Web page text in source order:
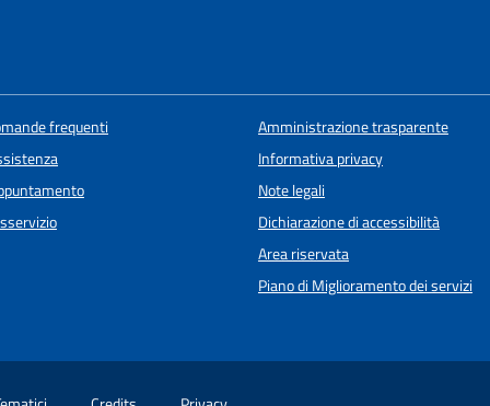
frequenti
Amministrazione trasparente
Informativa privacy
Note legali
Dichiarazione di accessibilità
Area riservata
Piano di Miglioramento dei servizi